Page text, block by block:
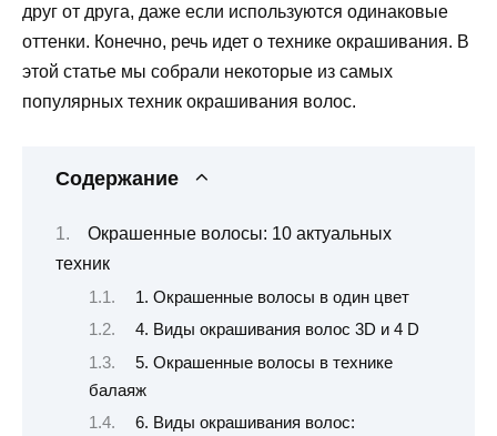
друг от друга, даже если используются одинаковые
оттенки. Конечно, речь идет о технике окрашивания. В
этой статье мы собрали некоторые из самых
популярных техник окрашивания волос.
Содержание
Окрашенные волосы: 10 актуальных
техник
1. Окрашенные волосы в один цвет
4. Виды окрашивания волос 3D и 4 D
5. Окрашенные волосы в технике
балаяж
6. Виды окрашивания волос: